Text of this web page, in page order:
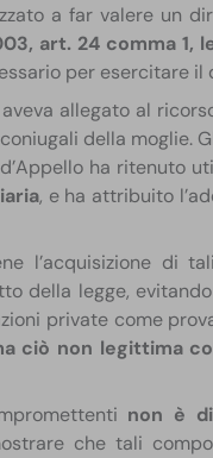
a far valere un
art. 24 comma 1,
per esercitare il
allegato al
della moglie.
ha ritenuto
, e ha attribuito
l’acquisizione di
della legge,
private come
ciò non legittima
non è
che tali